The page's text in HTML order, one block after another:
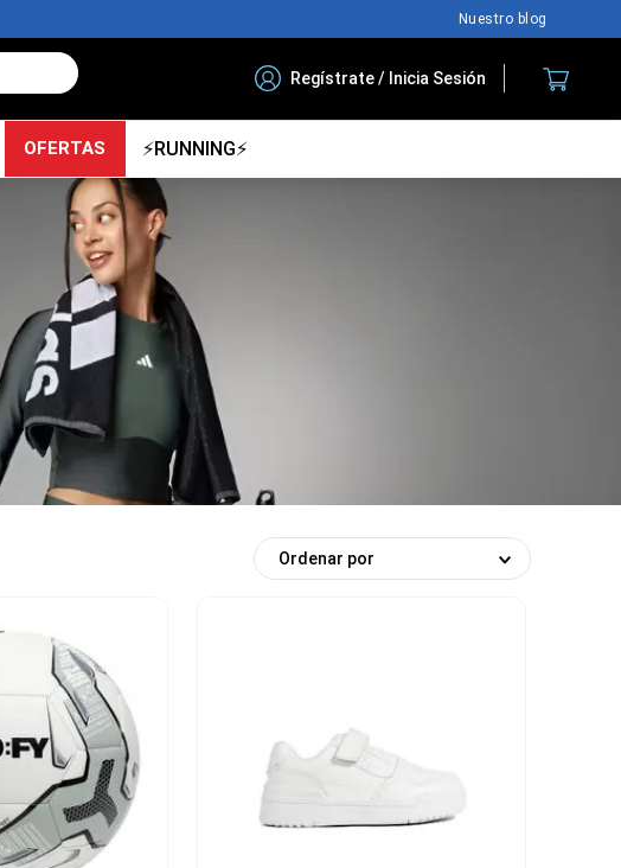
Nuestro blog
Regístrate / Inicia Sesión
OFERTAS ⚡RUNNING⚡
Ordenar por